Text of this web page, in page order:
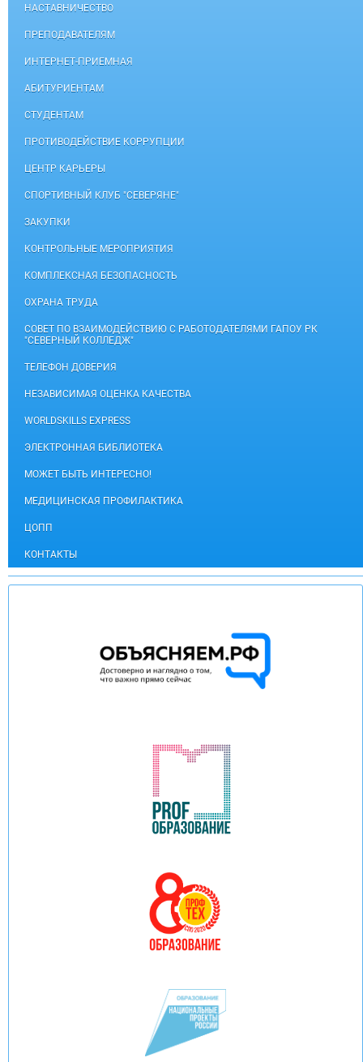
НАСТАВНИЧЕСТВО
ПРЕПОДАВАТЕЛЯМ
ИНТЕРНЕТ-ПРИЕМНАЯ
АБИТУРИЕНТАМ
СТУДЕНТАМ
ПРОТИВОДЕЙСТВИЕ КОРРУПЦИИ
ЦЕНТР КАРЬЕРЫ
СПОРТИВНЫЙ КЛУБ "СЕВЕРЯНЕ"
ЗАКУПКИ
КОНТРОЛЬНЫЕ МЕРОПРИЯТИЯ
КОМПЛЕКСНАЯ БЕЗОПАСНОСТЬ
ОХРАНА ТРУДА
СОВЕТ ПО ВЗАИМОДЕЙСТВИЮ С РАБОТОДАТЕЛЯМИ ГАПОУ РК
"СЕВЕРНЫЙ КОЛЛЕДЖ"
ТЕЛЕФОН ДОВЕРИЯ
НЕЗАВИСИМАЯ ОЦЕНКА КАЧЕСТВА
WORLDSKILLS EXPRESS
ЭЛЕКТРОННАЯ БИБЛИОТЕКА
МОЖЕТ БЫТЬ ИНТЕРЕСНО!
МЕДИЦИНСКАЯ ПРОФИЛАКТИКА
ЦОПП
КОНТАКТЫ